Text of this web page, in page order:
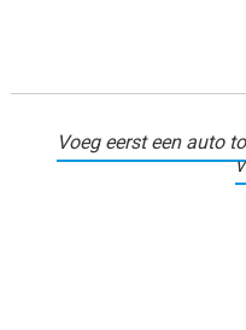
Voeg eerst een auto